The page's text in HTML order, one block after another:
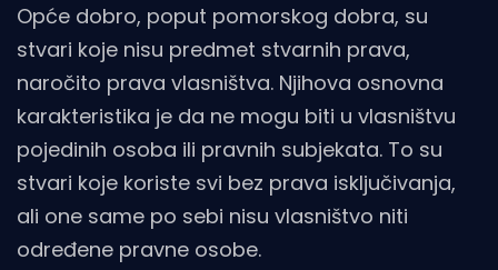
Opće dobro, poput pomorskog dobra, su
stvari koje nisu predmet stvarnih prava,
naročito prava vlasništva. Njihova osnovna
karakteristika je da ne mogu biti u vlasništvu
pojedinih osoba ili pravnih subjekata. To su
stvari koje koriste svi bez prava isključivanja,
ali one same po sebi nisu vlasništvo niti
određene pravne osobe.